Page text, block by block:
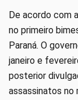
De acordo com
no primeiro
Paraná. O
janeiro e
posterior
assassinatos no